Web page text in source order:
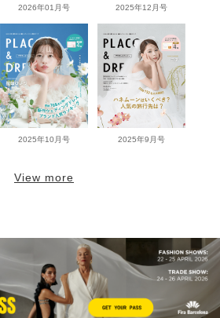
2026年01月号 2025年12月号
2025年10月号 2025年9月号
View more